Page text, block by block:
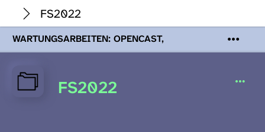
FS2022
WARTUNGSARBEITEN: OPENCAST,
PODCASTS & TOBIRA
Mi 19. August
Wartungsarbeiten an den Opencast-
Servern werden Ihnen Podcasts,
FS2022